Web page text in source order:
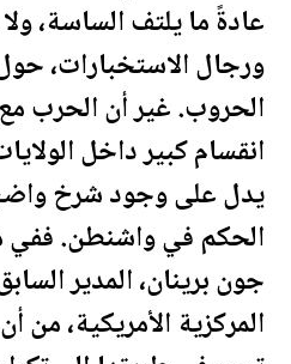
عادةً ما يلتف الساسة،
ورجال الاستخبارات،
الحروب. غير أن الحرب
انقسام كبير داخل
يدل على وجود شرخ
الحكم في واشنطن. ففي
جون برينان، المدير
المركزية الأمريكية، من أن